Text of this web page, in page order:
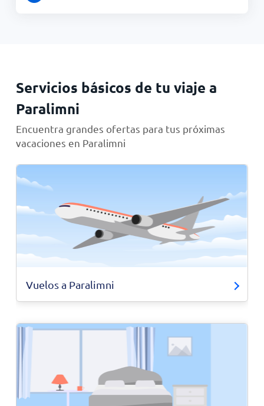
Servicios básicos de tu viaje a
Paralimni
Encuentra grandes ofertas para tus próximas
vacaciones en Paralimni
Vuelos a Paralimni